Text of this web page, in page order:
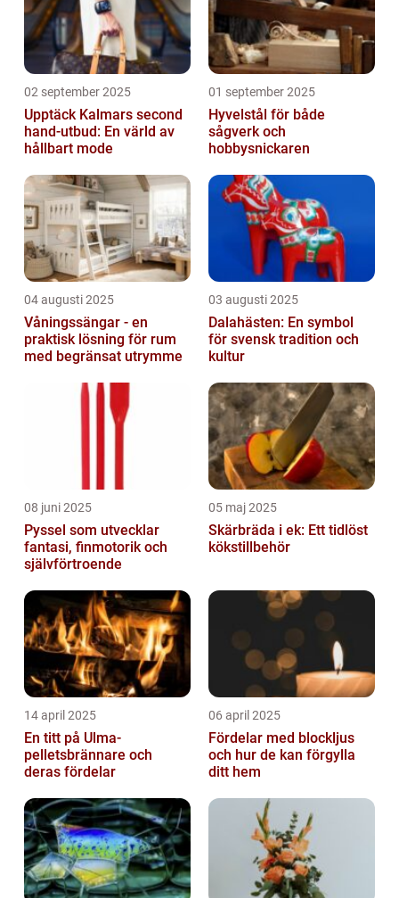
02 september 2025
Upptäck Kalmars second
hand-utbud: En värld av
hållbart mode
01 september 2025
Hyvelstål för både
sågverk och
hobbysnickaren
04 augusti 2025
Våningssängar - en
praktisk lösning för rum
med begränsat utrymme
03 augusti 2025
Dalahästen: En symbol
för svensk tradition och
kultur
08 juni 2025
Pyssel som utvecklar
fantasi, finmotorik och
självförtroende
05 maj 2025
Skärbräda i ek: Ett tidlöst
kökstillbehör
14 april 2025
En titt på Ulma-
pelletsbrännare och
deras fördelar
06 april 2025
Fördelar med blockljus
och hur de kan förgylla
ditt hem